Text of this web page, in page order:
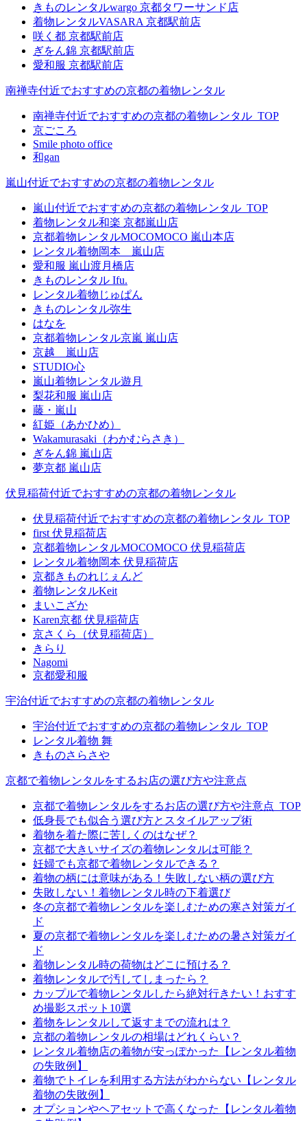
きものレンタルwargo 京都タワーサンド店
着物レンタルVASARA 京都駅前店
咲く都 京都駅前店
ぎをん錦 京都駅前店
愛和服 京都駅前店
南禅寺付近でおすすめの京都の着物レンタル
南禅寺付近でおすすめの京都の着物レンタル_TOP
京ごころ
Smile photo office
和gan
嵐山付近でおすすめの京都の着物レンタル
嵐山付近でおすすめの京都の着物レンタル_TOP
着物レンタル和楽 京都嵐山店
京都着物レンタルMOCOMOCO 嵐山本店
レンタル着物岡本 嵐山店
愛和服 嵐山渡月橋店
きものレンタル Ifu.
レンタル着物じゅぱん
きものレンタル弥生
はなを
京都着物レンタル京嵐 嵐山店
京越 嵐山店
STUDIO心
嵐山着物レンタル遊月
梨花和服 嵐山店
藤・嵐山
紅姫（あかひめ）
Wakamurasaki（わかむらさき）
ぎをん錦 嵐山店
夢京都 嵐山店
伏見稲荷付近でおすすめの京都の着物レンタル
伏見稲荷付近でおすすめの京都の着物レンタル_TOP
first 伏見稲荷店
京都着物レンタルMOCOMOCO 伏見稲荷店
レンタル着物岡本 伏見稲荷店
京都きものれじぇんど
着物レンタルKeit
まいこざか
Karen京都 伏見稲荷店
京さくら（伏見稲荷店）
きらり
Nagomi
京都愛和服
宇治付近でおすすめの京都の着物レンタル
宇治付近でおすすめの京都の着物レンタル_TOP
レンタル着物 舞
きものさらさや
京都で着物レンタルをするお店の選び方や注意点
京都で着物レンタルをするお店の選び方や注意点_TOP
低身長でも似合う選び方とスタイルアップ術
着物を着た際に苦しくのはなぜ？
京都で大きいサイズの着物レンタルは可能？
妊婦でも京都で着物レンタルできる？
着物の柄には意味がある！失敗しない柄の選び方
失敗しない！着物レンタル時の下着選び
冬の京都で着物レンタルを楽しむための寒さ対策ガイ
ド
夏の京都で着物レンタルを楽しむための暑さ対策ガイ
ド
着物レンタル時の荷物はどこに預ける？
着物レンタルで汚してしまったら？
カップルで着物レンタルしたら絶対行きたい！おすす
め撮影スポット10選
着物をレンタルして返すまでの流れは？
京都の着物レンタルの相場はどれくらい？
レンタル着物店の着物が安っぽかった【レンタル着物
の失敗例】
着物でトイレを利用する方法がわからない【レンタル
着物の失敗例】
オプションやヘアセットで高くなった【レンタル着物